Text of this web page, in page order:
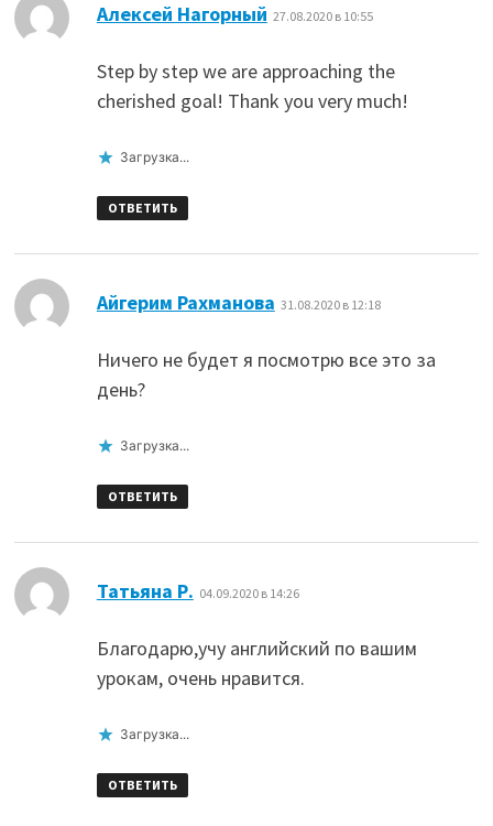
Алексей Нагорный 27.08.2020 в 10:55
Step by step we are approaching the
cherished goal! Thank you very much!
Загрузка...
ОТВЕТИТЬ
Айгерим Рахманова 31.08.2020 в 12:18
Ничего не будет я посмотрю все это за
день?
Загрузка...
ОТВЕТИТЬ
Татьяна Р. 04.09.2020 в 14:26
Благодарю,учу английский по вашим
урокам, очень нравится.
Загрузка...
ОТВЕТИТЬ